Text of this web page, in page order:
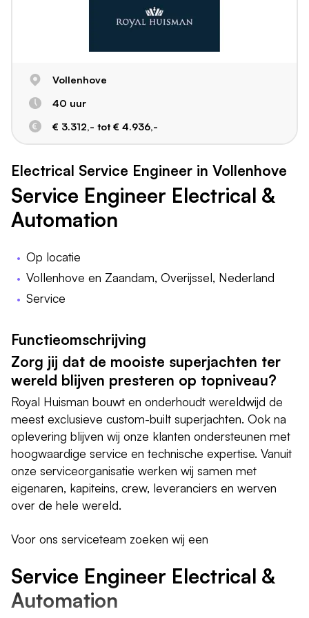
Vollenhove
40 uur
€ 3.312,- tot € 4.936,-
Electrical Service Engineer in Vollenhove
Service Engineer Electrical &
Automation
Op locatie
Vollenhove en Zaandam, Overijssel, Nederland
Service
Functieomschrijving
Zorg jij dat de mooiste superjachten ter
wereld blijven presteren op topniveau?
Royal Huisman bouwt en onderhoudt wereldwijd de
meest exclusieve custom-built superjachten. Ook na
oplevering blijven wij onze klanten ondersteunen met
hoogwaardige service en technische expertise. Vanuit
onze serviceorganisatie werken wij samen met
eigenaren, kapiteins, crew, leveranciers en werven
over de hele wereld.
Voor ons serviceteam zoeken wij een
Service Engineer Electrical &
Automation